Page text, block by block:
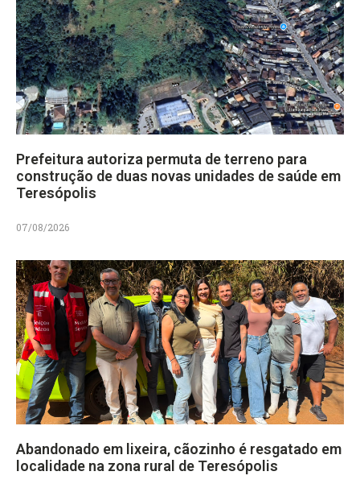
Prefeitura autoriza permuta de terreno para
construção de duas novas unidades de saúde em
Teresópolis
07/08/2026
Abandonado em lixeira, cãozinho é resgatado em
localidade na zona rural de Teresópolis